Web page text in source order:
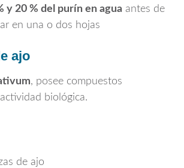
y 20 % del purín en agua antes de
en una o dos hojas
ajo
, posee compuestos
biológica.
de ajo